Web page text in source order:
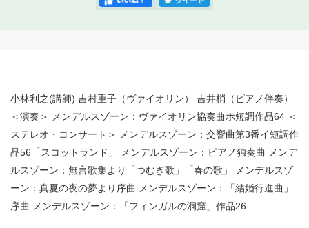
小林利之(講師) 吉村重子（ヴァイオリン） 吉井梢（ピアノ伴奏）
＜演奏＞ メンデルスゾーン：ヴァイオリン協奏曲ホ短調作品64 ＜
ステレオ・コンサート＞ メンデルスゾーン：交響曲第3番イ短調作
品56「スコットランド」 メンデルスゾーン：ピアノ独奏曲 メンデ
ルスゾーン：無言歌集より「つむぎ歌」「春の歌」 メンデルスゾ
ーン：真夏の夜の夢より序曲 メンデルスゾーン：「結婚行進曲」
序曲 メンデルスゾーン：「フィンガルの洞窟」作品26